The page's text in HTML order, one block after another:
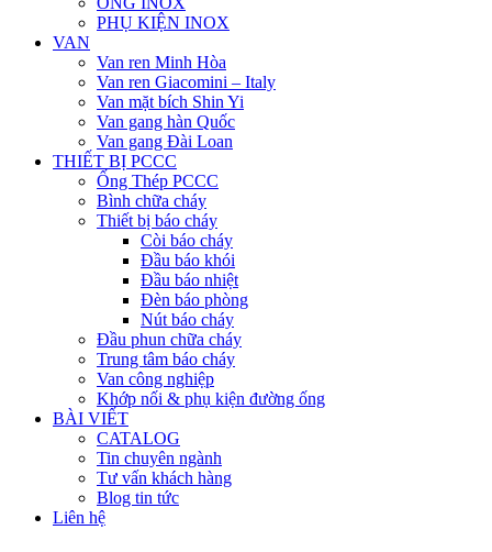
PHỤ KIỆN INOX
VAN
Van ren Minh Hòa
Van ren Giacomini – Italy
Van mặt bích Shin Yi
Van gang hàn Quốc
Van gang Đài Loan
THIẾT BỊ PCCC
Ống Thép PCCC
Bình chữa cháy
Thiết bị báo cháy
Còi báo cháy
Đầu báo khói
Đầu báo nhiệt
Đèn báo phòng
Nút báo cháy
Đầu phun chữa cháy
Trung tâm báo cháy
Van công nghiệp
Khớp nối & phụ kiện đường ống
BÀI VIẾT
CATALOG
Tin chuyên ngành
Tư vấn khách hàng
Blog tin tức
Liên hệ